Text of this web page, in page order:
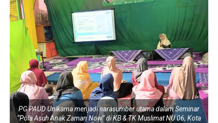
PG PAUD Unikama menjadi narasumber utama dalam Seminar
“Pola Asuh Anak Zaman Now” di KB & TK Muslimat NU 06, Kota